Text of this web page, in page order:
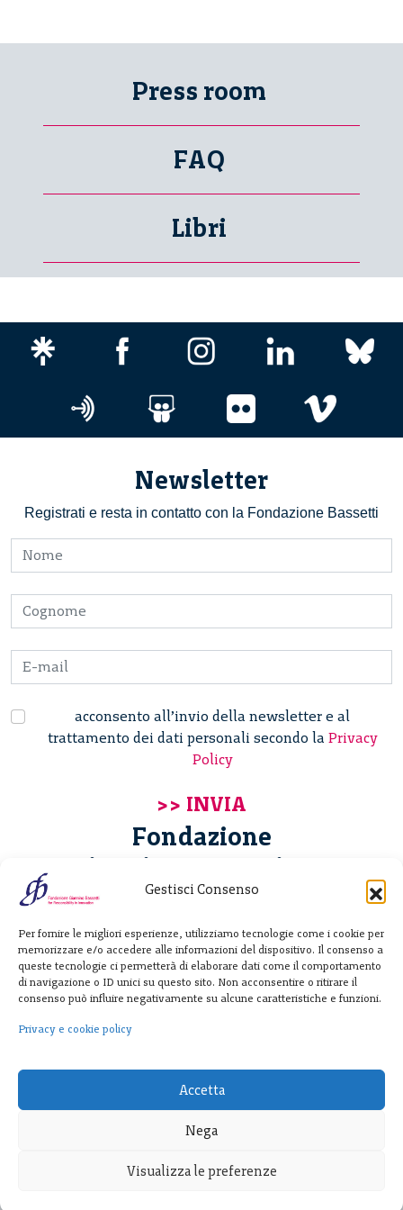
Gestisci Consenso
Per fornire le migliori esperienze, utilizziamo tecnologie come i cookie per
memorizzare e/o accedere alle informazioni del dispositivo. Il consenso a
queste tecnologie ci permetterà di elaborare dati come il comportamento
di navigazione o ID unici su questo sito. Non acconsentire o ritirare il
consenso può influire negativamente su alcune caratteristiche e funzioni.
Privacy e cookie policy
Accetta
Nega
Visualizza le preferenze
Press room
FAQ
Libri
Newsletter
Registrati e resta in contatto con la Fondazione Bassetti
acconsento all’invio della newsletter e al
trattamento dei dati personali secondo la Privacy
Policy
Fondazione
Giannino Bassetti ETS
20122 Milano - Italia
T. +39 02 781933
F. + 39 02 76392030
info@fondazionebassetti.org
p.i. 12520270153